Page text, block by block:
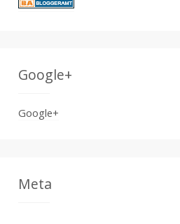
Google+
Google+
Meta